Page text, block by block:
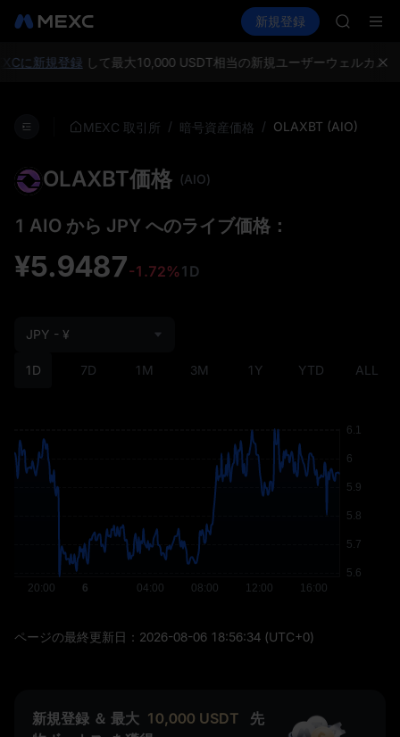
現物 先物取引 SPCX
新規登録
SPCX
HFT
に新規登録して最大10,000 USDT相当の新規ユーザーウェルカムギ
MEXC 取引所 / 暗号資産価格 / OLAXBT (AIO)
OLAXBT価格 (AIO)
1 AIO から JPY へのライブ価格：
¥5.9487-1.72%1D
1D 7D 1M 3M 1Y YTD ALL
JPY - ¥
ページの最終更新日： 2026-08-06 18:56:34 (UTC+0)
新規登録 ＆ 最大 10,000 USDT
先